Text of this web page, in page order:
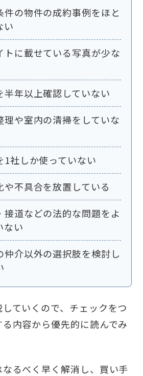
件の物件の成約事例をほと
い
トに載せている写真が少な
半年以上確認していない
理や室内の清掃をしていな
1社しか使っていない
や不具合を放置している
接道などの法的な問題をよ
ない
仲介以外の選択肢を検討し
ていくので、チェックをつ
内容から優先的に読んでみ
るべく早く解消し、買い手